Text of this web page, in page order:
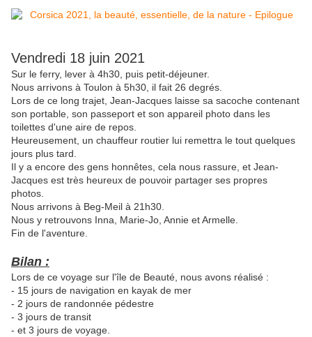
Vendredi 18 juin 2021
Sur le ferry, lever à 4h30, puis petit-déjeuner.
Nous arrivons à Toulon à 5h30, il fait 26 degrés.
Lors de ce long trajet, Jean-Jacques laisse sa sacoche contenant
son portable, son passeport et son appareil photo dans les
toilettes d'une aire de repos.
Heureusement, un chauffeur routier lui remettra le tout quelques
jours plus tard.
Il y a encore des gens honnêtes, cela nous rassure, et Jean-
Jacques est très heureux de pouvoir partager ses propres
photos.
Nous arrivons à Beg-Meil à 21h30.
Nous y retrouvons Inna, Marie-Jo, Annie et Armelle.
Fin de l'aventure.
Bilan :
Lors de ce voyage sur l'île de Beauté, nous avons réalisé :
- 15 jours de navigation en kayak de mer
- 2 jours de randonnée pédestre
- 3 jours de transit
- et 3 jours de voyage.